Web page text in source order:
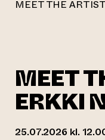
MEET THE
MEET
ERKKI
25.07.2026 kl.